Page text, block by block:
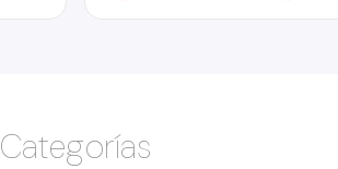
Categorías